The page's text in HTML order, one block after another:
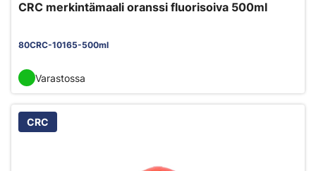
CRC merkintämaali oranssi fluorisoiva 500ml
80CRC-10165-500ml
Varastossa
CRC